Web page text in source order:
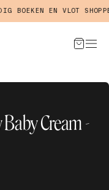
EN VLOT
Cream -